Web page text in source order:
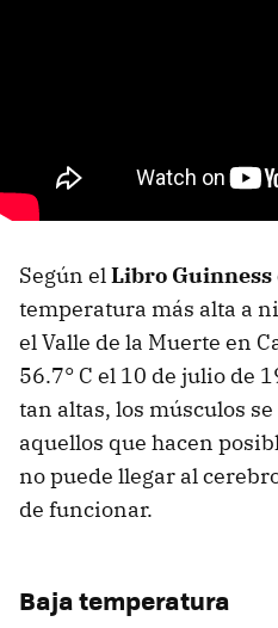
Según elLibro Guinness
temperatura más alta a
el Valle de la Muerte en
56.7° C el 10 de julio de
tan altas, los músculos
aquellos que hacen
no puede llegar al
de funcionar.
Baja temperatura